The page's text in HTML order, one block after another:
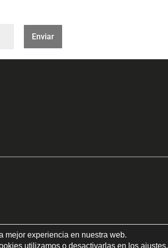
Enviar
mejor experiencia en nuestra web.
utilizamos o desactivarlas en losajustes.